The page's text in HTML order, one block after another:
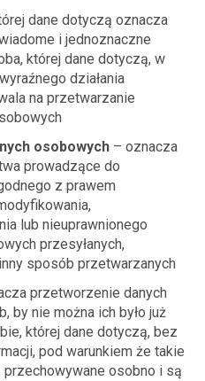
dane dotyczą oznacza
i jednoznaczne
której dane dotyczą, w
działania
na przetwarzanie
osobowych – oznacza
prowadzące do
z prawem
lub nieuprawnionego
przesyłanych,
sposób przetwarzanych
przetworzenie danych
by nie można ich było już
której dane dotyczą, bez
pod warunkiem że takie
osobno i są